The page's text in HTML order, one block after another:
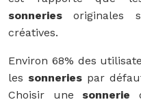
sonneriesoriginales
créatives.
Environ 68% des
les sonneries par
Choisir une sonnerie